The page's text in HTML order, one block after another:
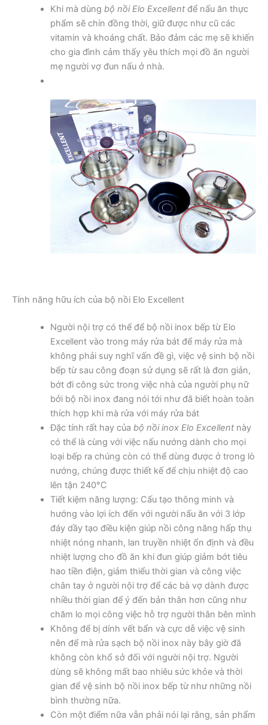
Khi mà dùng bộ nồi Elo Excellentđể nấu ăn thực
phẩm sẽ chín đồng thời, giữ được như cũ các
vitamin và khoáng chất. Bảo đảm các mẹ sẽ khiến
cho gia đình cảm thấy yêu thích mọi đồ ăn người
mẹ người vợ đun nấu ở nhà.
Tính năng hữu ích của bộ nồi Elo Excellent
Người nội trợ có thể để bộ nồi inox bếp từ Elo
Excellent vào trong máy rửa bát để máy rửa mà
không phải suy nghĩ vấn đề gì, việc vệ sinh bộ nồi
bếp từ sau công đoạn sử dụng sẽ rất là đơn giản,
bớt đi công sức trong việc nhà của người phụ nữ
bởi bộ nồi inox đang nói tới như đã biết hoàn toàn
thích hợp khi mà rửa với máy rửa bát
Đặc tính rất hay của bộ nồi inox Elo Excellentnày
có thể là cùng với việc nấu nướng dành cho mọi
loại bếp ra chúng còn có thể dùng được ở trong lò
nướng, chúng được thiết kế để chịu nhiệt độ cao
lên tận 240°C
Tiết kiệm năng lượng: Cấu tạo thông minh và
hướng vào lợi ích đến với người nấu ăn với 3 lớp
đáy dầy tạo điều kiện giúp nồi công năng hấp thụ
nhiệt nóng nhanh, lan truyền nhiệt ổn định và đều
nhiệt lượng cho đồ ăn khi đun giúp giảm bớt tiêu
hao tiền điện, giảm thiểu thời gian và công việc
chân tay ở người nội trợ để các bà vợ dành được
nhiều thời gian để ý đến bản thân hơn cũng như
chăm lo mọi công việc hỗ trợ người thân bên mình
Không để bị dính vết bẩn và cực dễ việc vệ sinh
nên để mà rửa sạch bộ nồi inox này bây giờ đã
không còn khổ sở đối với người nội trợ. Người
dùng sẽ không mất bao nhiêu sức khỏe và thời
gian để vệ sinh bộ nồi inox bếp từ như những nồi
bình thường nữa.
Còn một điểm nữa vẫn phải nói lại rằng, sản phẩm